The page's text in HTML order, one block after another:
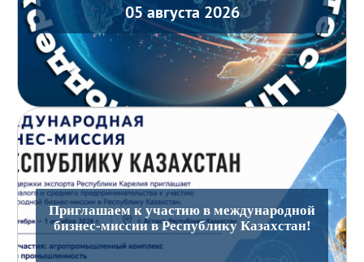
05 августа 2026
Приглашаем к участию в международной
бизнес-миссии в Республику Казахстан!